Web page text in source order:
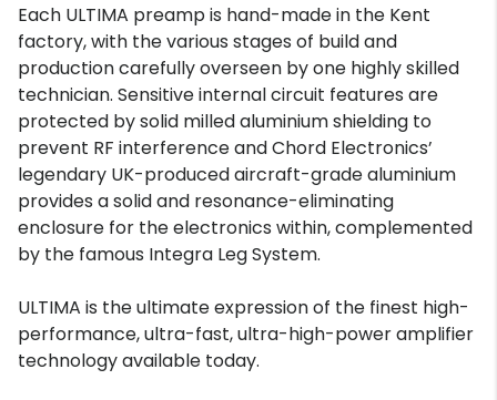
Each ULTIMA preamp is hand-made in the Kent
factory, with the various stages of build and
production carefully overseen by one highly skilled
technician. Sensitive internal circuit features are
protected by solid milled aluminium shielding to
prevent RF interference and Chord Electronics’
legendary UK-produced aircraft-grade aluminium
provides a solid and resonance-eliminating
enclosure for the electronics within, complemented
by the famous Integra Leg System.
ULTIMA is the ultimate expression of the finest high-
performance, ultra-fast, ultra-high-power amplifier
technology available today.